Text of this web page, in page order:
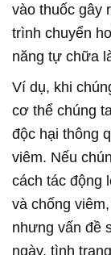
vào thuốc gây
trình chuyển
năng tự chữa
Ví dụ, khi
cơ thể chúng
độc hại thông
viêm. Nếu
cách tác động
và chống
nhưng vấn đề
ngày, tình